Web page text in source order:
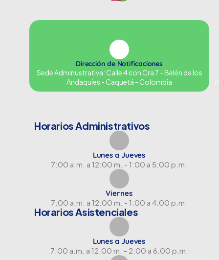
Dirección de Notificaciones
Sede Adminustrativa: Calle 4 con Cra 7 - Belén de los
Andaquíes - Caquetá - Colombia
Horarios Administrativos
Lunes a Jueves
7:00 a.m. a 12:00 m. - 1:00 a 5:00 p.m.
Viernes
7:00 a.m. a 12:00 m. - 1:00 a 4:00 p.m.
Horarios Asistenciales
Lunes a Jueves
7:00 a.m. a 12:00 m. - 2:00 a 6:00 p.m.